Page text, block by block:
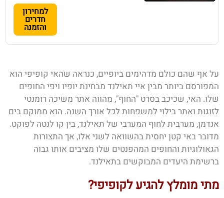
למחירון
חדרים
והזמנה
על אף שהם כולם מדהימים ביופיים, כנראה שהאי קופיפי הוא
המפורסם ביותר מבין איי תאילנד מבחינת יופיו ויפי החופים
שלו. האי, שכיכב בסרט "החוף", מהווה אתר משיכה רומנטי
לזוגות ואתר בילוי למשפחות לכל אורך השנה. הוא ממוקם בים
אנדמן, מערבית לחוף המערבי של תאילנד, בין קו לנטה לפוקט.
מדובר באי קטן יחסית בהשוואה לשני אלו, אך התצורות
הגאולוגיות והחופים המהפנטים שלו מציבים אותו גבוה
ברשימת היעדים המבוקשים בתאילנד.
מתי מומלץ להגיע לקופיפי?